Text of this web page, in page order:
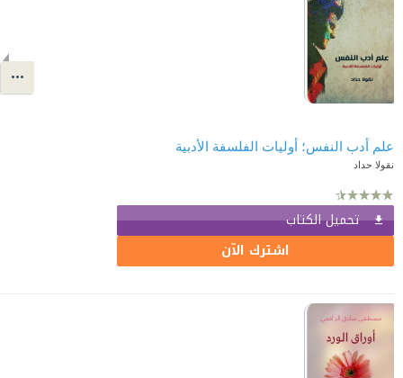
علم أدب النفس؛ أوليات الفلسفة الأدبية
نقولا حداد
تحميل الكتاب
اشترك الآن